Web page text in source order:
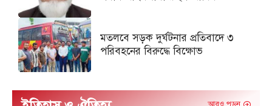
মতলবে সড়ক দুর্ঘটনার প্রতিবাদে ৩
পরিবহনের বিরুদ্ধে বিক্ষোভ